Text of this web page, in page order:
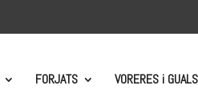
FORJATS VORERES i GUALS